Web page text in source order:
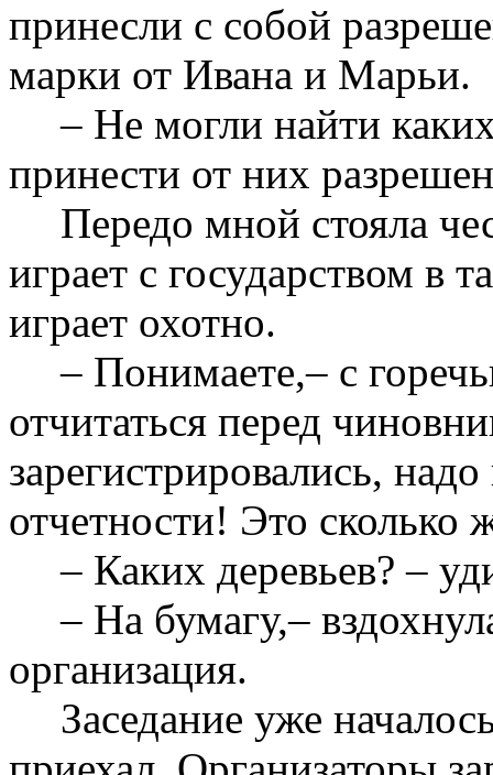
принесли с собой
марки от Ивана и Марьи.
– Не могли найти
принести от них
Передо мной стояла
играет с государством в
играет охотно.
– Понимаете,– с
отчитаться перед
зарегистрировались,
отчетности! Это сколько
– Каких деревьев? –
– На бумагу,–
организация.
Заседание уже